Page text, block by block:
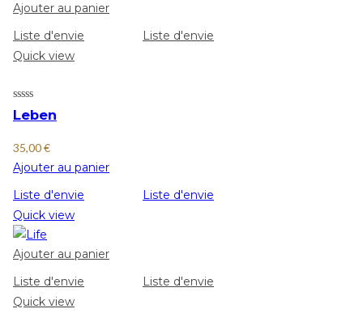
Ajouter au panier
Liste d'envie
Liste d'envie
Quick view
Leben
35,00€
Ajouter au panier
Liste d'envie
Liste d'envie
Quick view
Ajouter au panier
Liste d'envie
Liste d'envie
Quick view